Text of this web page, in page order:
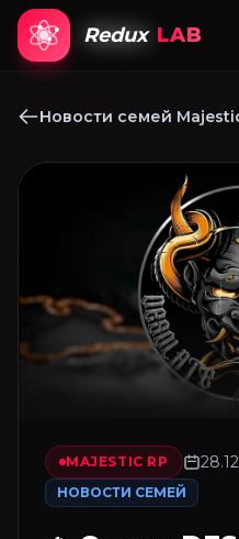
Redux LAB
Новости семей
MAJESTIC RP
НОВОСТИ СЕМЕЙ